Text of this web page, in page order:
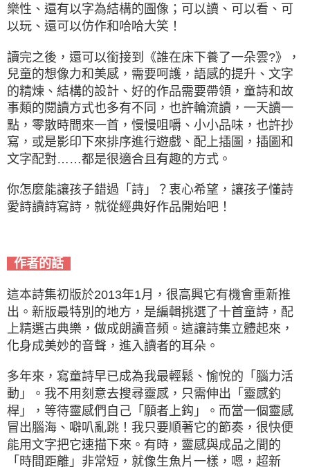
樂性、還有以字為結構的圖像；可以讀、可以看、可
以玩、還可以仿作和哈哈大笑！
讀完之後，還可以銜接到《誰在床下養了一朵雲?》，
兒童的想像力和美感，需要呵護，語感的提升、文字
的精煉、結構的設計、好的作品需要帶領，童詩和故
事類的閱讀方式也多有不同，也許輪流讀，一天讀一
點，零散時間來一首，慢慢咀嚼、小小品味，也許抄
寫，或是影印下來排序進行遊戲、配上插圖，插圖和
文字配對……都是很適合且有趣的方式。
你怎麼能讓孩子錯過「詩」？衷心希望，讓孩子懂詩
愛詩讀詩寫詩，就從經典好作品開始吧！
作者的話
這本詩集初版於2013年1月，很高興它有機會重新推
出。新版最特別的地方，是編輯挑選了十首童詩，配
上精選古典樂，做成朗讀音頻。這讓詩集立體起來，
化身成美妙的音聲，進入讀者的耳朵。
多年來，寫童詩早已成為我最輕鬆、愉悅的「腦力活
動」。我不用刻意去搜尋靈感，只需伸出「靈感釣
桿」，等待靈感們自己「願者上鈎」。而當一個靈感
冒出腦海、噼叭亂跳！我只要順著它的節奏，很快便
能用文字把它速描下來。有時，靈感與成品之間的
「時間距離」非常短，就像生魚片一樣，嗯，超新